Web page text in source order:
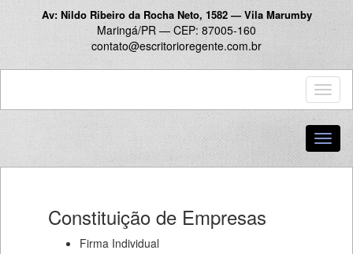
Av: Nildo Ribeiro da Rocha Neto, 1582 — Vila Marumby
Maringá/PR — CEP: 87005-160
contato@escritorioregente.com.br
Constituição de Empresas
Firma Individual